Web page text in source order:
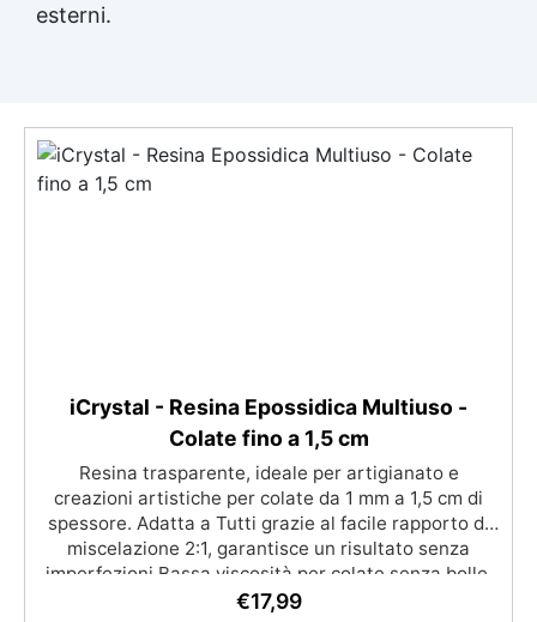
esterni.
iCrystal - Resina Epossidica Multiuso -
Colate fino a 1,5 cm
Resina trasparente, ideale per artigianato e
creazioni artistiche per colate da 1 mm a 1,5 cm di
spessore. Adatta a Tutti grazie al facile rapporto di
miscelazione 2:1, garantisce un risultato senza
imperfezioni Bassa viscosità per colate senza bolle,
compatibile con legno, silicone, vetro, metallo e altri
€17,99